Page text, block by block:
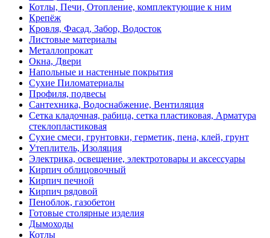
Котлы, Печи, Отопление, комплектующие к ним
Крепёж
Кровля, Фасад, Забор, Водосток
Листовые материалы
Металлопрокат
Окна, Двери
Напольные и настенные покрытия
Сухие Пиломатериалы
Профиля, подвесы
Сантехника, Водоснабжение, Вентиляция
Сетка кладочная, рабица, сетка пластиковая, Арматура
стеклопластиковая
Сухие смеси, грунтовки, герметик, пена, клей, грунт
Утеплитель, Изоляция
Электрика, освещение, электротовары и аксессуары
Кирпич облицовочный
Кирпич печной
Кирпич рядовой
Пеноблок, газобетон
Готовые столярные изделия
Дымоходы
Котлы